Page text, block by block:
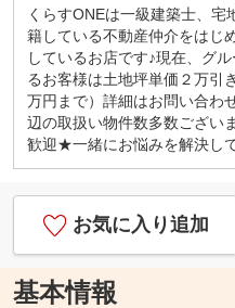
くらすONEは一級建築士、
籍している不動産仲介をはじ
しているお店です♪現在、グ
るお客様は土地坪単価２万引
万円まで）詳細はお問い合わ
辺の取扱い物件数多数ござい
歓迎★一緒にお悩みを解決し
お気に入り追加
基本情報